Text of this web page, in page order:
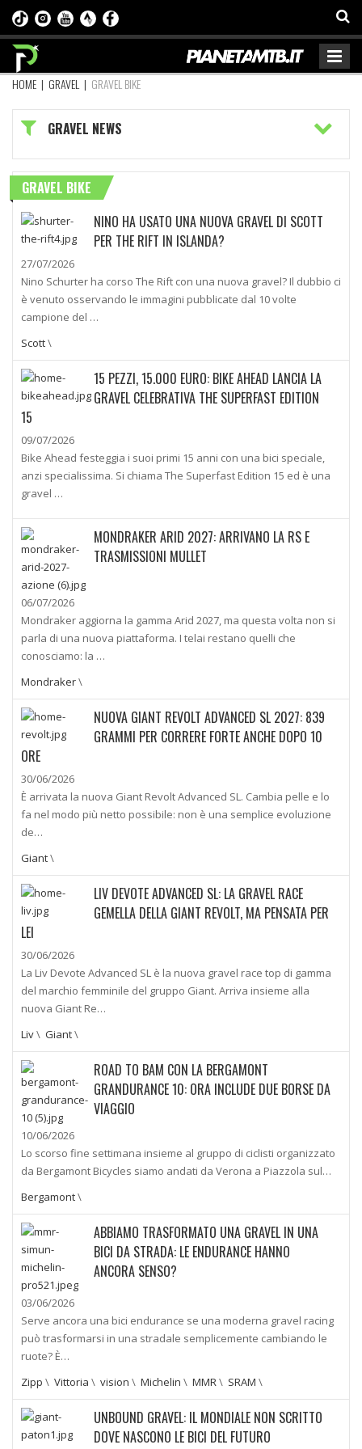
HOME | GRAVEL | GRAVEL BIKE
GRAVEL NEWS
GRAVEL BIKE
NINO HA USATO UNA NUOVA GRAVEL DI SCOTT
PER THE RIFT IN ISLANDA?
27/07/2026
Nino Schurter ha corso The Rift con una nuova gravel? Il dubbio ci
è venuto osservando le immagini pubblicate dal 10 volte
campione del …
Scott\
15 PEZZI, 15.000 EURO: BIKE AHEAD LANCIA LA
GRAVEL CELEBRATIVA THE SUPERFAST EDITION
15
09/07/2026
Bike Ahead festeggia i suoi primi 15 anni con una bici speciale,
anzi specialissima. Si chiama The Superfast Edition 15 ed è una
gravel …
MONDRAKER ARID 2027: ARRIVANO LA RS E
TRASMISSIONI MULLET
06/07/2026
Mondraker aggiorna la gamma Arid 2027, ma questa volta non si
parla di una nuova piattaforma. I telai restano quelli che
conosciamo: la …
Mondraker\
NUOVA GIANT REVOLT ADVANCED SL 2027: 839
GRAMMI PER CORRERE FORTE ANCHE DOPO 10
ORE
30/06/2026
È arrivata la nuova Giant Revolt Advanced SL. Cambia pelle e lo
fa nel modo più netto possibile: non è una semplice evoluzione
de…
Giant\
LIV DEVOTE ADVANCED SL: LA GRAVEL RACE
GEMELLA DELLA GIANT REVOLT, MA PENSATA PER
LEI
30/06/2026
La Liv Devote Advanced SL è la nuova gravel race top di gamma
del marchio femminile del gruppo Giant. Arriva insieme alla
nuova Giant Re…
Liv\ Giant\
ROAD TO BAM CON LA BERGAMONT
GRANDURANCE 10: ORA INCLUDE DUE BORSE DA
VIAGGIO
10/06/2026
Lo scorso fine settimana insieme al gruppo di ciclisti organizzato
da Bergamont Bicycles siamo andati da Verona a Piazzola sul…
Bergamont\
ABBIAMO TRASFORMATO UNA GRAVEL IN UNA
BICI DA STRADA: LE ENDURANCE HANNO
ANCORA SENSO?
03/06/2026
Serve ancora una bici endurance se una moderna gravel racing
può trasformarsi in una stradale semplicemente cambiando le
ruote? È…
Zipp \ Vittoria \ vision \ Michelin \ MMR \ SRAM \
UNBOUND GRAVEL: IL MONDIALE NON SCRITTO
DOVE NASCONO LE BICI DEL FUTURO